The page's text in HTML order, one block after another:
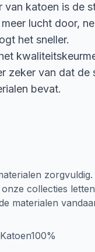
van katoen is de
lucht door,
het sneller.
zeker van dat de
bevat.
zorgvuldig.
collecties
materialen